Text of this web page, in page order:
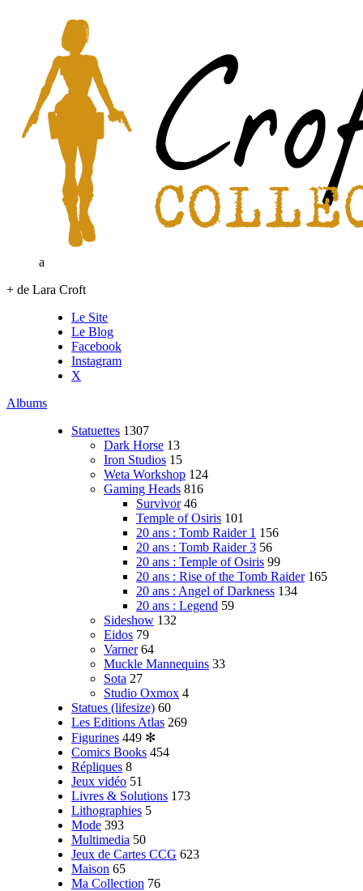
a
+ de Lara Croft
Le Site
Le Blog
Facebook
Instagram
X
Albums
Statuettes 1307
Dark Horse 13
Iron Studios 15
Weta Workshop 124
Gaming Heads 816
Survivor 46
Temple of Osiris 101
20 ans : Tomb Raider 1 156
20 ans : Tomb Raider 3 56
20 ans : Temple of Osiris 99
20 ans : Rise of the Tomb Raider 165
20 ans : Angel of Darkness 134
20 ans : Legend 59
Sideshow 132
Eidos 79
Varner 64
Muckle Mannequins 33
Sota 27
Studio Oxmox 4
Statues (lifesize) 60
Les Editions Atlas 269
Figurines 449 ✻
Comics Books 454
Répliques 8
Jeux vidéo 51
Livres & Solutions 173
Lithographies 5
Mode 393
Multimedia 50
Jeux de Cartes CCG 623
Maison 65
Ma Collection 76